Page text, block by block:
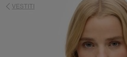
VESTITI